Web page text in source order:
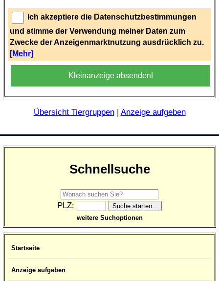
Schnellsuche
PLZ:
weitere Suchoptionen
Startseite
Anzeige aufgeben
Ich akzeptiere die Datenschutzbestimmungen
und stimme der Verwendung meiner Daten zum
Zwecke der Anzeigenmarktnutzung ausdrücklich zu.
[Mehr]
Kleinanzeige absenden!
Übersicht Tiergruppen| Anzeige aufgeben